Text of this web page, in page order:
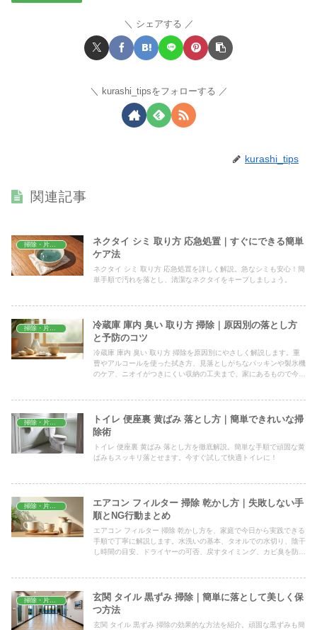
シェアする
kurashi_tipsをフォローする
kurashi_tips
関連記事
掃除・片付け
ネクタイ シミ 取り方 応急処置｜すぐにできる簡単
ケア法
ネクタイ シミ 取り方 応急処置を詳しく解説。急なシミも安心！簡
単手順で汚れを落とし、清潔なネクタイをキープしましょう。
掃除・片付け
冷蔵庫 庫内 臭い 取り方 掃除｜原因別の落とし方
と予防のコツ
冷蔵庫 庫内 臭い 取り方 掃除を原因別にやさしく解説します。重
曹やアルコールを使った拭き方、見落としがちなパッキンや製氷機
のケア、ニオイがつきにくい収納の工夫まで、家にあるもので今日
掃除・片付け
トイレ 便座裏 黄ばみ 落とし方｜簡単できれいな掃
除術
トイレ 便座裏 黄ばみ 落とし方を徹底解説。簡単な手順で頑固な黄
ばみもスッキリ落とせます。今すぐ試して快適トイレに！
エアコン フィルター 掃除 乾かし方｜失敗しない手
順とNG行動まとめ
エアコン フィルター 掃除 乾かし方を、家庭で今日から実践できる
手順で丁寧に解説します。水洗いの基本、タオルでの水切り、陰干
し時間の目安、ドライヤーの可否、戻すタイミング、カビ臭を防ぐ
玄関 タイル 黒ずみ 掃除｜簡単に落として美しく保
つ方法
玄関 タイル 黒ずみ 掃除の効果的な方法を紹介。頑固な黒ずみも簡